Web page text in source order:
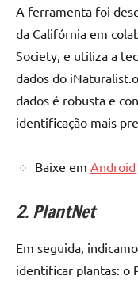
A ferramenta foi
da Califórnia em
Society, e utiliza a
dados do
dados é robusta e
identificação mais
Baixe em Android
2. PlantNet
Em seguida,
identificar plantas: o